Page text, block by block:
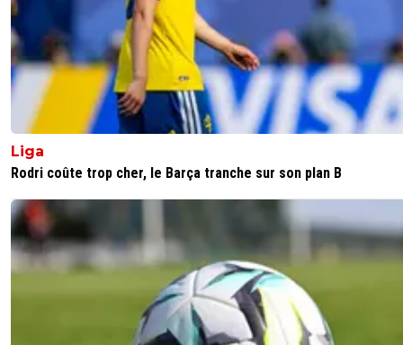
solace 13 mai 2026 à 23:44 +312
Quand même merci et bravo à Lens de nous offrir un
de suspens, ils ont fait une magnifique saison. Psg
n'est une surprise pour personne, vu l'arsenal, c'est
avec le jeu de mot
Venant d’un Zinzin, c’est plutôt un jeu de maux
🇵🇹🇫🇷🇺🇦
0+ Répondre
kenny-powers 14 mai 2026 à 6:28 +
Ils sortent une bonne saison de L1 sans plus.
Liga
Rodri coûte trop cher, le Barça tranche sur son plan B